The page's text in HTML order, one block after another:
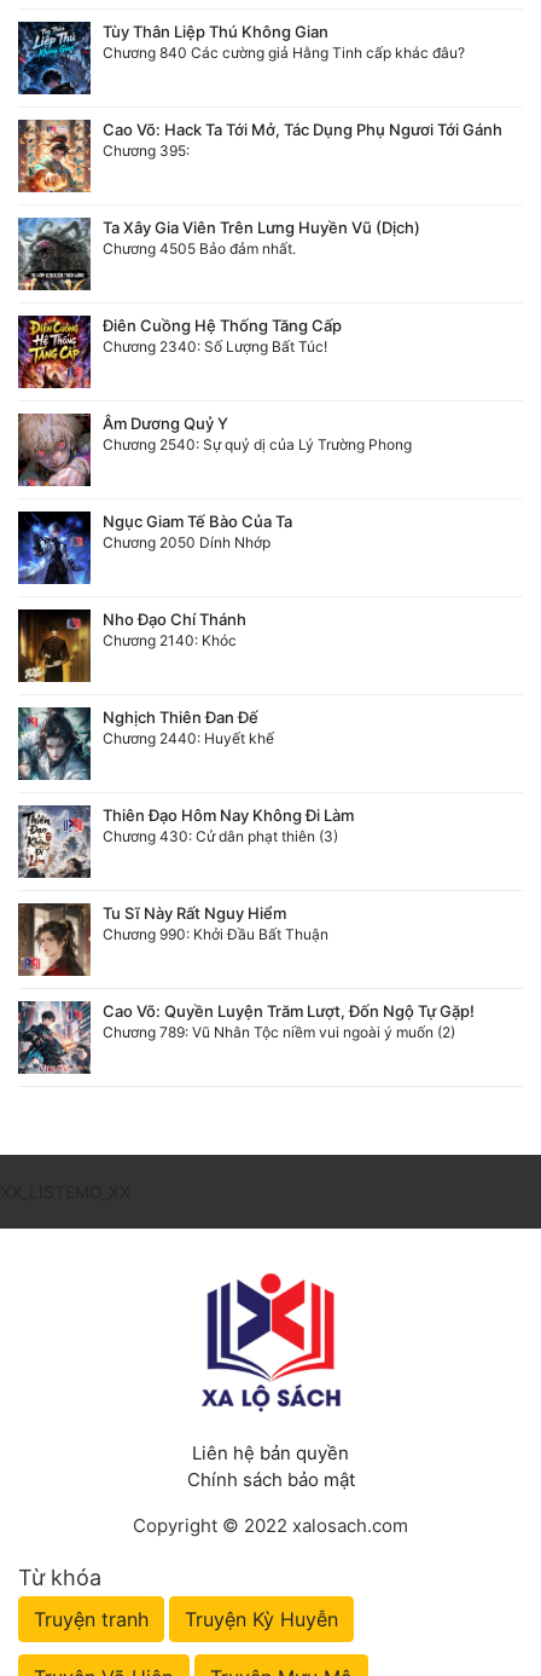
Tùy Thân Liệp Thú Không Gian
Chương 840 Các cường giả Hằng Tinh cấp khác đâu?
Cao Võ: Hack Ta Tới Mở, Tác Dụng Phụ Ngươi Tới Gánh
Chương 395:
Ta Xây Gia Viên Trên Lưng Huyền Vũ (Dịch)
Chương 4505 Bảo đảm nhất.
Điên Cuồng Hệ Thống Tăng Cấp
Chương 2340: Số Lượng Bất Túc!
Âm Dương Quỷ Y
Chương 2540: Sự quỷ dị của Lý Trường Phong
Ngục Giam Tế Bào Của Ta
Chương 2050 Dính Nhớp
Nho Đạo Chí Thánh
Chương 2140: Khóc
Nghịch Thiên Đan Đế
Chương 2440: Huyết khế
Thiên Đạo Hôm Nay Không Đi Làm
Chương 430: Cử dân phạt thiên (3)
Tu Sĩ Này Rất Nguy Hiểm
Chương 990: Khởi Đầu Bất Thuận
Cao Võ: Quyền Luyện Trăm Lượt, Đốn Ngộ Tự Gặp!
Chương 789: Vũ Nhân Tộc niềm vui ngoài ý muốn (2)
Liên hệ bản quyền
Chính sách bảo mật
Copyright © 2022 xalosach.com
Từ khóa
Truyện tranh Truyện Kỳ Huyễn